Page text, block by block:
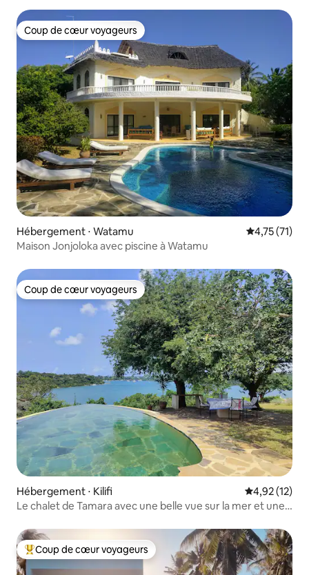
Coup de cœur voyageurs
Coup de cœur voyageurs
Hébergement ⋅ Watamu Évaluation
4,75 (71)
Maison Jonjoloka avec piscine à Watamu
Coup de cœur voyageurs
Coup de cœur voyageurs
Hébergement ⋅ Kilifi Évaluation
4,92 (12)
Le chalet de Tamara avec une belle vue sur la mer et une
Coups de cœur voyageurs les plus appréciés
Coup de cœur voyageurs